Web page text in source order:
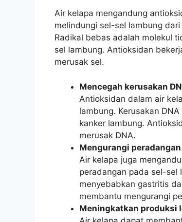
Air kelapa mengandung
melindungi sel-sel lambung
Radikal bebas adalah molekul
sel lambung. Antioksidan
merusak sel.
Mencegah kerusakan
Antioksidan dalam air
lambung. Kerusakan
kanker lambung.
merusak DNA.
Mengurangi peradangan
Air kelapa juga
peradangan pada sel-sel
menyebabkan gastritis
membantu mengurangi
Meningkatkan produksi